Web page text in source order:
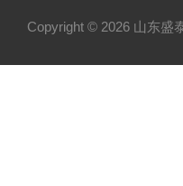
Copyright © 2026 山东盛